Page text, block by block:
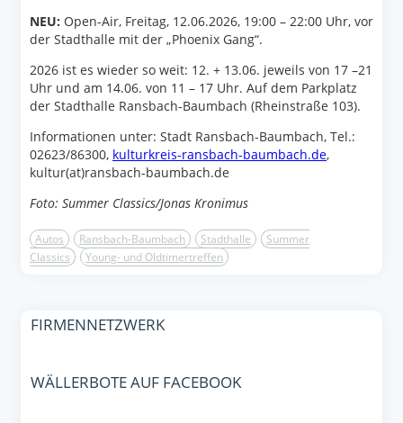
NEU: Open-Air, Freitag, 12.06.2026, 19:00 – 22:00 Uhr, vor
der Stadthalle mit der „Phoenix Gang“.
2026 ist es wieder so weit: 12. + 13.06. jeweils von 17 –21
Uhr und am 14.06. von 11 – 17 Uhr. Auf dem Parkplatz
der Stadthalle Ransbach-Baumbach (Rheinstraße 103).
Informationen unter: Stadt Ransbach-Baumbach, Tel.:
02623/86300, kulturkreis-ransbach-baumbach.de,
kultur(at)ransbach-baumbach.de
Foto: Summer Classics/Jonas Kronimus
Autos Ransbach-Baumbach Stadthalle
Summer
Classics
Young- und Oldtimertreffen
FIRMENNETZWERK
WÄLLERBOTE AUF FACEBOOK